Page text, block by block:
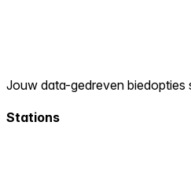
Jouw data-gedreven biedopties
Stations